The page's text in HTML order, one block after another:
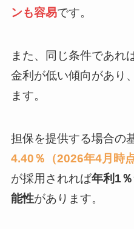
ンも容易です。
また、同じ条件であれ
金利が低い傾向があり
ます。
担保を提供する場合の
4.40％（2026年4月時点
が採用されれば年利1
能性があります。